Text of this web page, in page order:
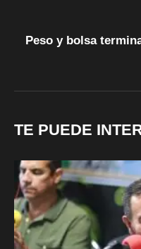
Peso y bolsa
TE PUEDE